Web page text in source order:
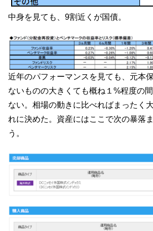
中身を見ても、9割近くが国債。
近年のパフォーマンスを見ても、元本
ないものの大きくても概ね１%程度の
ない。相場の動きに比べればまったく
れに決めた。資産にはここで次の暴落
う。